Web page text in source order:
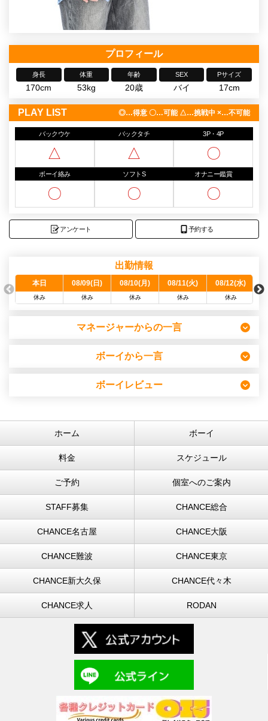
プロフィール
身長
170cm
体重
53kg
年齢
20歳
SEX
バイ
Pサイズ
17cm
PLAY LIST ◎…得意 〇…可能 △…挑戦中 ×…不可能
バックウケ
△
バックタチ
△
3P・4P
〇
ボーイ絡み
〇
ソフトS
〇
オナニー鑑賞
〇
アンケート 予約する
出勤情報
本日
休み
08/09(日)
休み
08/10(月)
休み
08/11(火)
休み
08/12(水)
休み
マネージャーからの一言
ボーイから一言
ボーイレビュー
ホーム ボーイ
料金 スケジュール
ご予約 個室へのご案内
STAFF募集 CHANCE総合
CHANCE名古屋 CHANCE大阪
CHANCE難波 CHANCE東京
CHANCE新大久保 CHANCE代々木
CHANCE求人 RODAN